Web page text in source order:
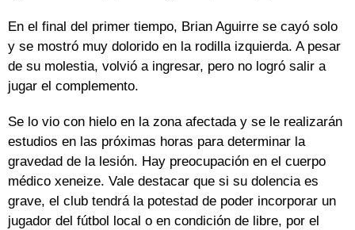
En el final del primer tiempo, Brian Aguirre se cayó solo
y se mostró muy dolorido en la rodilla izquierda. A pesar
de su molestia, volvió a ingresar, pero no logró salir a
jugar el complemento.
Se lo vio con hielo en la zona afectada y se le realizarán
estudios en las próximas horas para determinar la
gravedad de la lesión. Hay preocupación en el cuerpo
médico xeneize. Vale destacar que si su dolencia es
grave, el club tendrá la potestad de poder incorporar un
jugador del fútbol local o en condición de libre, por el